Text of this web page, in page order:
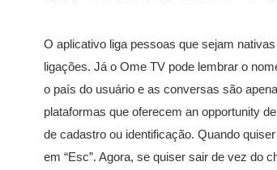
O aplicativo liga pessoas que sejam
ligações. Já o Ome TV pode lembrar o
o país do usuário e as conversas são
plataformas que oferecem an opportunity
de cadastro ou identificação. Quando
em “Esc”. Agora, se quiser sair de vez do